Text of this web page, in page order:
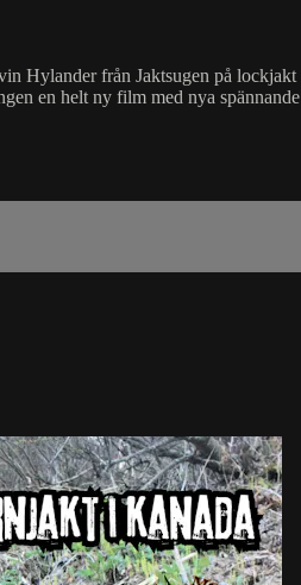
Hylander från Jaktsugen på lockjakt
en helt ny film med nya